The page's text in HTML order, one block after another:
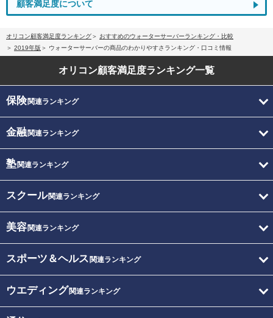
顧客満足度について
オリコン顧客満足度ランキング
おすすめのウォーターサーバーランキング・比較
2019年版
ウォーターサーバーの商品のわかりやすさランキング・口コミ情報
オリコン顧客満足度ランキング一覧
保険関連ランキング
金融関連ランキング
塾関連ランキング
スクール関連ランキング
美容関連ランキング
スポーツ＆ヘルス 関連ランキング
ウエディング関連ランキング